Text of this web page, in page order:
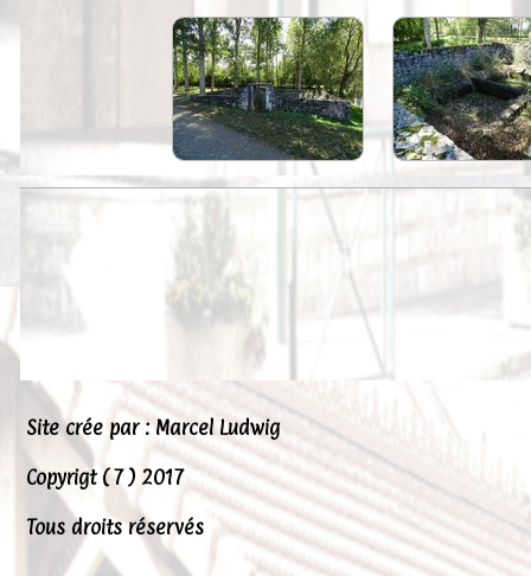
Cartes Postales-Anciennes et
Peintures
Liens
Site crée par : Marcel Ludwig
Copyrigt ( 7 ) 2017
Tous droits réservés